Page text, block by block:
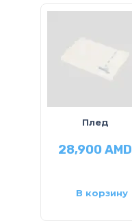
Плед
28,900AMD
В корзину